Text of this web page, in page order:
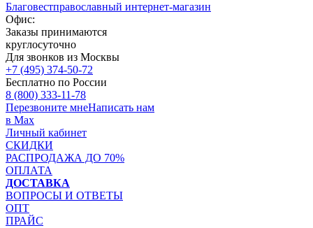
Благовестправославный интернет-магазин
Офис:
Заказы принимаются
круглосуточно
Для звонков из Москвы
+7 (495) 374-50-72
Бесплатно по России
8 (800) 333-11-78
Перезвоните мнеНаписать нам
в Max
Личный кабинет
СКИДКИ
РАСПРОДАЖА ДО 70%
ОПЛАТА
ДОСТАВКА
ВОПРОСЫ И ОТВЕТЫ
ОПТ
ПРАЙС